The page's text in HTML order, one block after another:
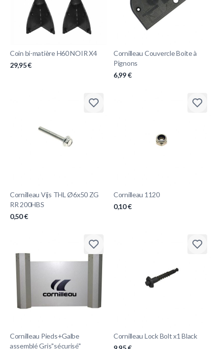
Coin bi-matière H60 NOIR X4
29,95 €
Cornilleau Couvercle Boite à
Pignons
6,99 €
Cornilleau Vijs THL Ø6x50 ZG
RR 200HBS
0,50 €
Cornilleau 1120
0,10 €
Cornilleau Pieds+Galbe
assemblé Gris"sécurisé"
Cornilleau Lock Bolt x1 Black